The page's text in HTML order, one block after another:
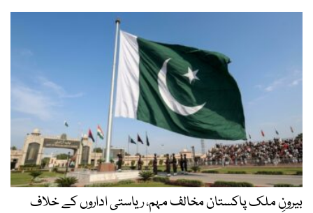
بیرونِ ملک پاکستان مخالف مہم، ریاستی اداروں کے خلاف